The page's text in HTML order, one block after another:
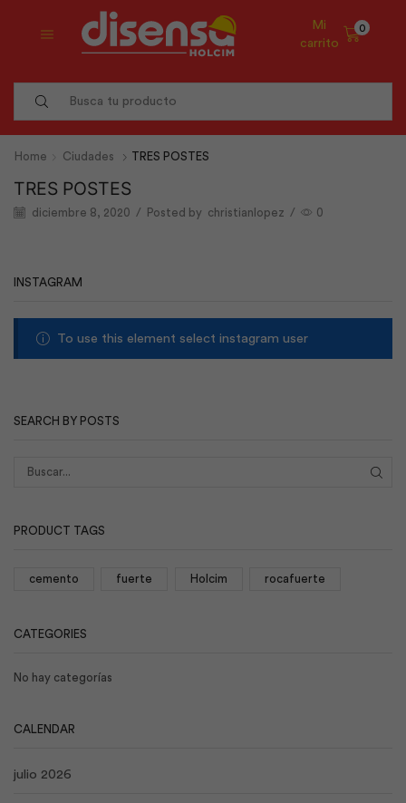
Mi
carrito
0
Home Ciudades TRES POSTES
TRES POSTES
diciembre 8, 2020 / Posted by christianlopez / 0
INSTAGRAM
To use this element select instagram user
SEARCH BY POSTS
PRODUCT TAGS
cemento fuerte Holcim rocafuerte
CATEGORIES
No hay categorías
CALENDAR
julio 2026